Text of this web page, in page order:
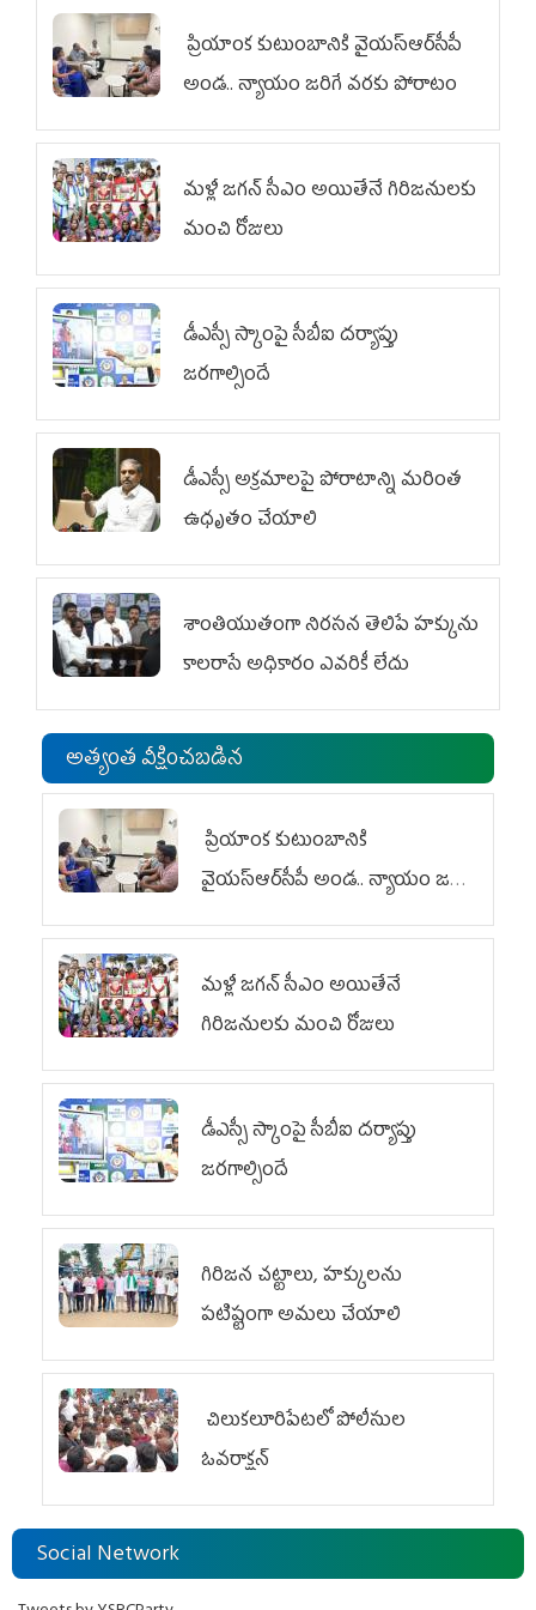
ప్రియాంక కుటుంబానికి వైయ‌స్ఆర్‌సీపీ
అండ.. న్యాయం జరిగే వరకు పోరాటం
మళ్లీ జగన్ సీఎం అయితేనే గిరిజనులకు
మంచి రోజులు
డీఎస్సీ స్కాంపై సీబీఐ దర్యాప్తు
జరగాల్సిందే
డీఎస్సీ అక్రమాలపై పోరాటాన్ని మరింత
ఉధృతం చేయాలి
శాంతియుతంగా నిరసన తెలిపే హక్కును
కాలరాసే అధికారం ఎవరికీ లేదు
అత్యంత వీక్షించబడిన
ప్రియాంక కుటుంబానికి
వైయ‌స్ఆర్‌సీపీ అండ.. న్యాయం జరిగే
వరకు పోరాటం
మళ్లీ జగన్ సీఎం అయితేనే
గిరిజనులకు మంచి రోజులు
డీఎస్సీ స్కాంపై సీబీఐ దర్యాప్తు
జరగాల్సిందే
గిరిజన చట్టాలు, హక్కులను
పటిష్టంగా అమలు చేయాలి
చిలుక‌లూరిపేట‌లో పోలీసుల
ఓవ‌రాక్ష‌న్‌
Social Network